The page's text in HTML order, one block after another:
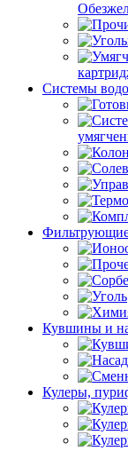
Системы
Фильтрующие
Кувшины и
Кулеры,